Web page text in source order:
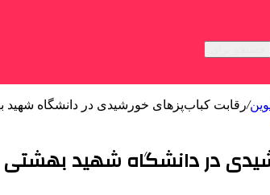
/رقابت کباب‌پزهای خورشیدی در دانشگاه شهید
در دانشگاه شهید بهشتی